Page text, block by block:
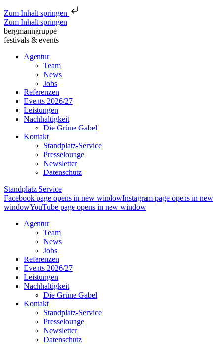
Zum Inhalt springen
Zum Inhalt springen
bergmanngruppe
festivals & events
Agentur
Team
News
Jobs
Referenzen
Events 2026/27
Leistungen
Nachhaltigkeit
Die Grüne Gabel
Kontakt
Standplatz-Service
Presselounge
Newsletter
Datenschutz
Standplatz Service
Facebook page opens in new windowInstagram page opens in new
windowYouTube page opens in new window
Agentur
Team
News
Jobs
Referenzen
Events 2026/27
Leistungen
Nachhaltigkeit
Die Grüne Gabel
Kontakt
Standplatz-Service
Presselounge
Newsletter
Datenschutz